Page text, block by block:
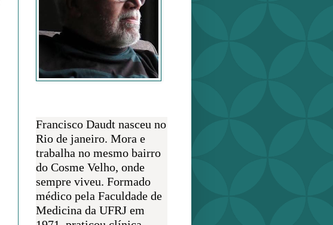
Francisco Daudt nasceu no
Rio de janeiro. Mora e
trabalha no mesmo bairro
do Cosme Velho, onde
sempre viveu. Formado
médico pela Faculdade de
Medicina da UFRJ em